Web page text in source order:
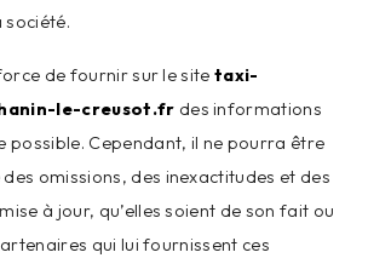
société.
de fournir sur le sitetaxi-
le-creusot.fr des informations
possible. Cependant, il ne pourra être
omissions, des inexactitudes et des
à jour, qu’elles soient de son fait ou
qui lui fournissent ces